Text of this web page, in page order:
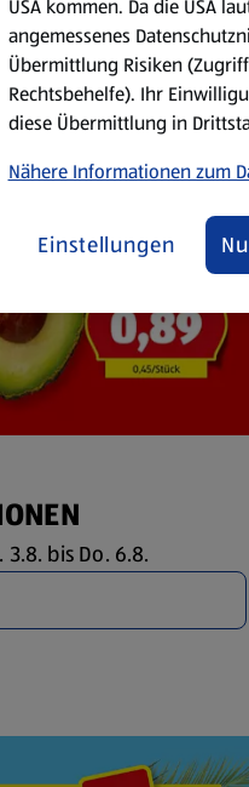
bis Do. 6.8.
USA kommen. Da die USA
angemessenes
Übermittlung Risiken
Rechtsbehelfe). Ihr
diese Übermittlung in
Nähere Informationen zum
Einstellungen